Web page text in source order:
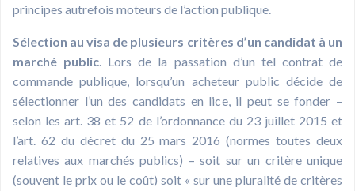
principes autrefois moteurs de l’action publique.
Sélection au visa de plusieurs critères d’un candidat à un
marché public. Lors de la passation d’un tel contrat de
commande publique, lorsqu’un acheteur public décide de
sélectionner l’un des candidats en lice, il peut se fonder –
selon les art. 38 et 52 de l’ordonnance du 23 juillet 2015 et
l’art. 62 du décret du 25 mars 2016 (normes toutes deux
relatives aux marchés publics) – soit sur un critère unique
(souvent le prix ou le coût) soit « sur une pluralité de critères